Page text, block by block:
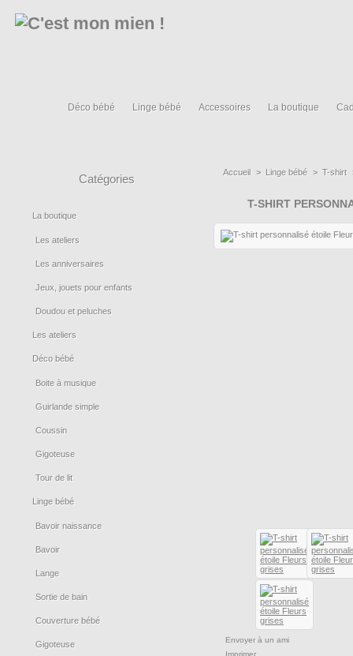
Déco bébé Linge bébé Accessoires La boutique
Catégories
La boutique
Les ateliers
Les anniversaires
Jeux, jouets pour enfants
Doudou et peluches
Les ateliers
Déco bébé
Boite à musique
Guirlande simple
Coussin
Gigoteuse
Tour de lit
Linge bébé
Bavoir naissance
Bavoir
Lange
Sortie de bain
Couverture bébé
Gigoteuse
Accueil > Linge bébé > T-shirt
T-SHIRT
Envoyer à un ami
Imprimer